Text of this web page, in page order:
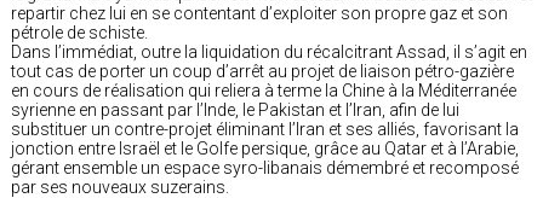
repartir chez lui en se contentant d’exploiter son propre gaz et son
pétrole de schiste.
Dans l’immédiat, outre la liquidation du récalcitrant Assad, il s’agit en
tout cas de porter un coup d’arrêt au projet de liaison pétro-gazière
en cours de réalisation qui reliera à terme la Chine à la Méditerranée
syrienne en passant par l’Inde, le Pakistan et l’Iran, afin de lui
substituer un contre-projet éliminant l’Iran et ses alliés, favorisant la
jonction entre Israël et le Golfe persique, grâce au Qatar et à l’Arabie,
gérant ensemble un espace syro-libanais démembré et recomposé
par ses nouveaux suzerains.